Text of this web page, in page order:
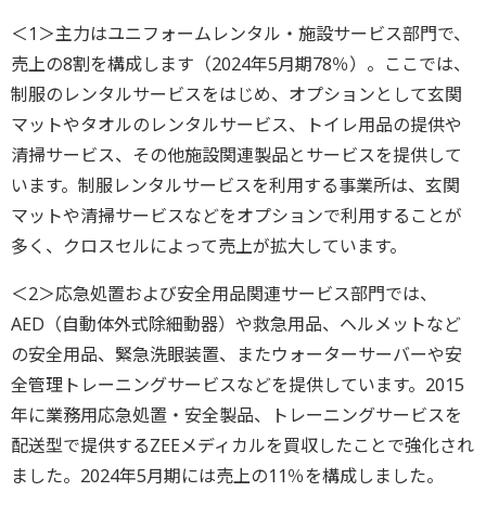
＜1＞主力はユニフォームレンタル・施設サービス部門で、
売上の8割を構成します（2024年5月期78％）。ここでは、
制服のレンタルサービスをはじめ、オプションとして玄関
マットやタオルのレンタルサービス、トイレ用品の提供や
清掃サービス、その他施設関連製品とサービスを提供して
います。制服レンタルサービスを利用する事業所は、玄関
マットや清掃サービスなどをオプションで利用することが
多く、クロスセルによって売上が拡大しています。
＜2＞応急処置および安全用品関連サービス部門では、
AED（自動体外式除細動器）や救急用品、ヘルメットなど
の安全用品、緊急洗眼装置、またウォーターサーバーや安
全管理トレーニングサービスなどを提供しています。2015
年に業務用応急処置・安全製品、トレーニングサービスを
配送型で提供するZEEメディカルを買収したことで強化され
ました。2024年5月期には売上の11％を構成しました。